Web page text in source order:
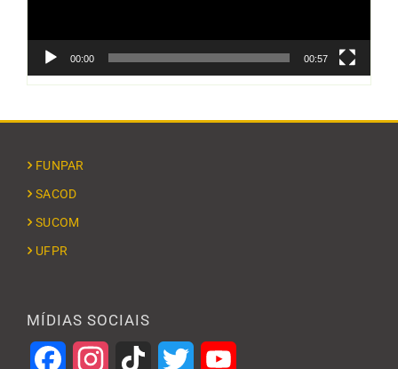
00:00 00:57
FUNPAR
SACOD
SUCOM
UFPR
MÍDIAS SOCIAIS
FacebookInstagramTikTok Twitter